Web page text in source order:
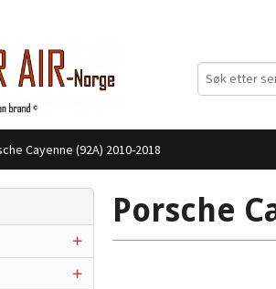
Cayenne (92A) 2010-2018
Porsche